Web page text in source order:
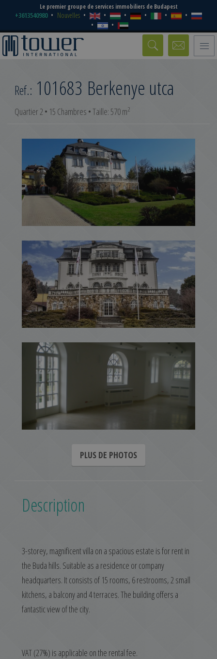
Le premier groupe de services immobiliers de Budapest
+3613540980 Nouvelles
Toggle
Berkenye utca
Ref.: 101683
Quartier 2 • 15 Chambres • Taille: 570 m2
PLUS DE PHOTOS
Description
3-storey, magnificent villa on a spacious estate is for rent in
the Buda hills. Suitable as a residence or company
headquarters. It consists of 15 rooms, 6 restrooms, 2 small
kitchens, a balcony and 4 terraces. The building offers a
fantastic view of the city.
VAT (27%) is applicable on the rental fee.